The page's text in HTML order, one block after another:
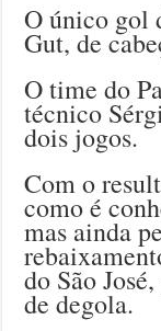
O único gol
Gut, de
O time do
técnico
dois jogos.
Com o
como é
mas ainda
do São
de degola.